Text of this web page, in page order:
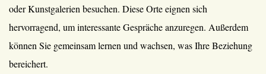
oder Kunstgalerien besuchen. Diese Orte eignen sich
hervorragend, um interessante Gespräche anzuregen. Außerdem
können Sie gemeinsam lernen und wachsen, was Ihre Beziehung
bereichert.